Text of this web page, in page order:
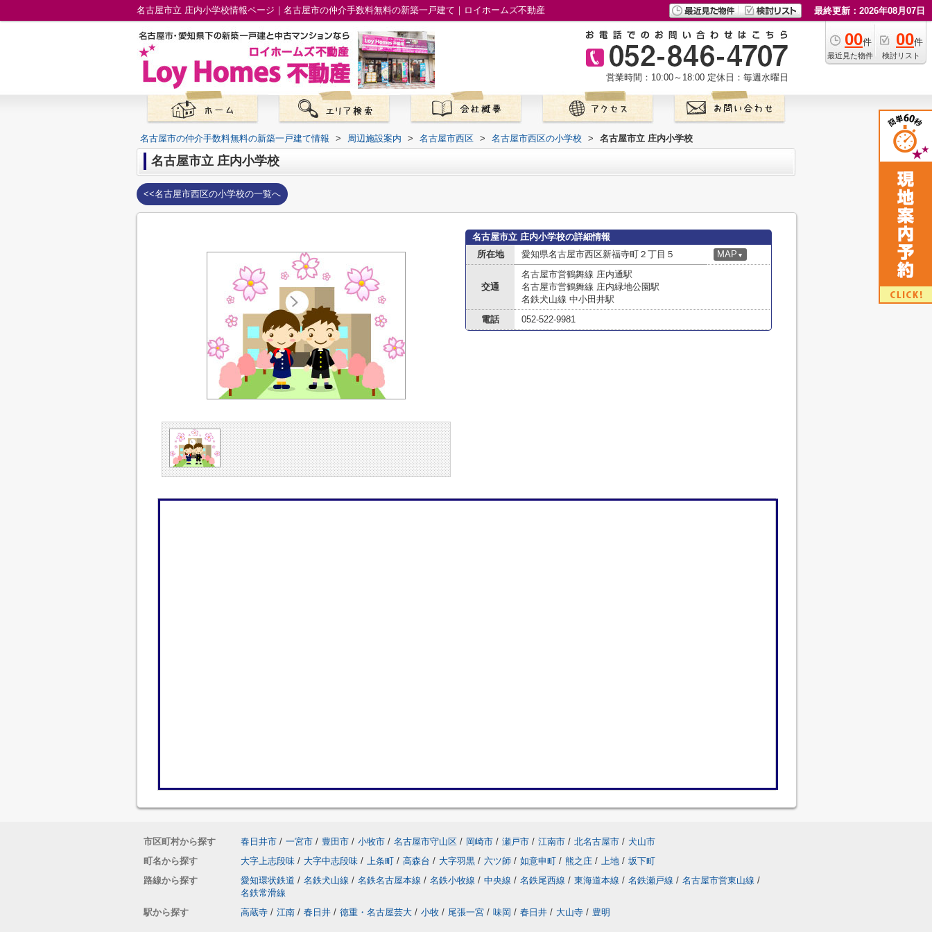
名古屋市立 庄内小学校情報ページ｜名古屋市の仲介手数料無料の新築一戸建て｜ロイホームズ不動産 最終更新：2026年08月07日
00件
最近見た物件
00件
検討リスト
営業時間：10:00～18:00 定休日：毎週水曜日
名古屋市の仲介手数料無料の新築一戸建て情報 > 周辺施設案内 > 名古屋市西区 > 名古屋市西区の小学校 > 名古屋市立 庄内小学校
名古屋市立 庄内小学校
<<名古屋市西区の小学校の一覧へ
名古屋市立 庄内小学校の詳細情報
所在地
愛知県名古屋市西区新福寺町２丁目５ MAP ▼
交通
名古屋市営鶴舞線 庄内通駅
名古屋市営鶴舞線 庄内緑地公園駅
名鉄犬山線 中小田井駅
電話
052-522-9981
市区町村から探す 春日井市 / 一宮市 / 豊田市 / 小牧市 / 名古屋市守山区 / 岡崎市 / 瀬戸市 / 江南市 / 北名古屋市 / 犬山市
町名から探す
大字上志段味 / 大字中志段味 / 上条町 / 高森台 / 大字羽黒 / 六ツ師 / 如意申町 / 熊之庄 / 上地 / 坂下町
路線から探す
愛知環状鉄道 / 名鉄犬山線 / 名鉄名古屋本線 / 名鉄小牧線 / 中央線 / 名鉄尾西線 / 東海道本線 / 名鉄瀬戸線 / 名古屋市営東山線 /
名鉄常滑線
駅から探す
高蔵寺 / 江南 / 春日井 / 徳重・名古屋芸大 / 小牧 / 尾張一宮 / 味岡 / 春日井 / 大山寺 / 豊明